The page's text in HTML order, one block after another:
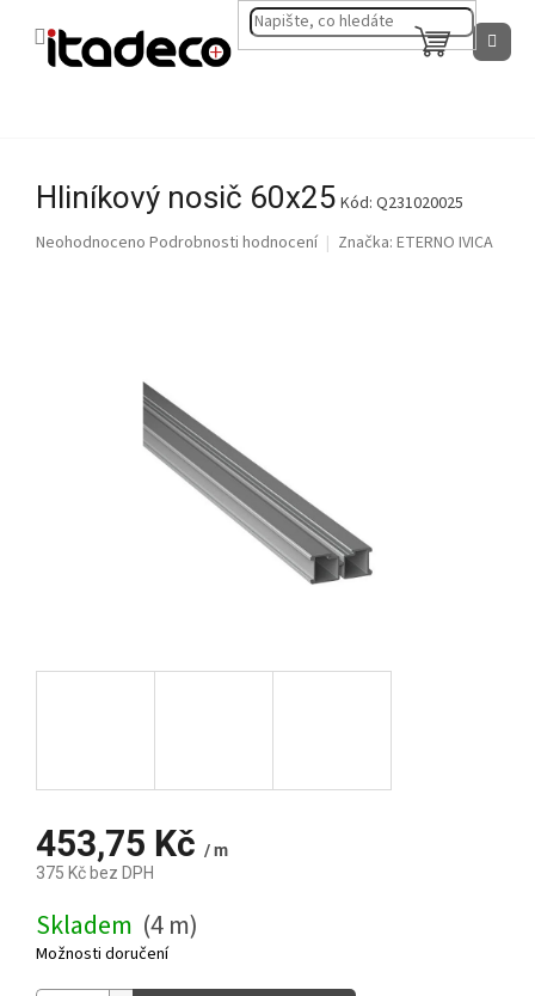
NÁKUPNÍ
KOŠÍK
Hliníkový nosič 60x25 Kód: Q231020025
Průměrné
Neohodnoceno Podrobnosti hodnocení Značka: ETERNO IVICA
453,75 Kč / m
375 Kč bez DPH
cena:
Skladem (4 m)
Možnosti doručení